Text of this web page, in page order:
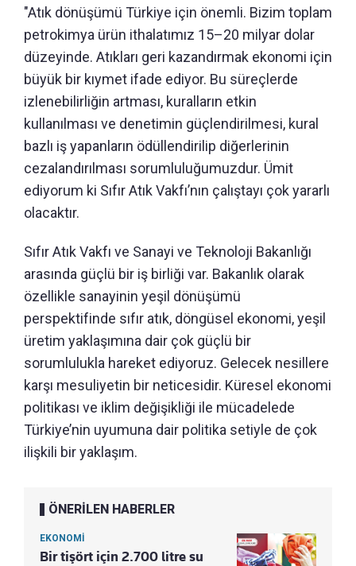
"Atık dönüşümü Türkiye için önemli. Bizim toplam
petrokimya ürün ithalatımız 15–20 milyar dolar
düzeyinde. Atıkları geri kazandırmak ekonomi için
büyük bir kıymet ifade ediyor. Bu süreçlerde
izlenebilirliğin artması, kuralların etkin
kullanılması ve denetimin güçlendirilmesi, kural
bazlı iş yapanların ödüllendirilip diğerlerinin
cezalandırılması sorumluluğumuzdur. Ümit
ediyorum ki Sıfır Atık Vakfı’nın çalıştayı çok yararlı
olacaktır.
Sıfır Atık Vakfı ve Sanayi ve Teknoloji Bakanlığı
arasında güçlü bir iş birliği var. Bakanlık olarak
özellikle sanayinin yeşil dönüşümü
perspektifinde sıfır atık, döngüsel ekonomi, yeşil
üretim yaklaşımına dair çok güçlü bir
sorumlulukla hareket ediyoruz. Gelecek nesillere
karşı mesuliyetin bir neticesidir. Küresel ekonomi
politikası ve iklim değişikliği ile mücadelede
Türkiye’nin uyumuna dair politika setiyle de çok
ilişkili bir yaklaşım.
ÖNERİLEN HABERLER
EKONOMİ
Bir tişört için 2.700 litre su